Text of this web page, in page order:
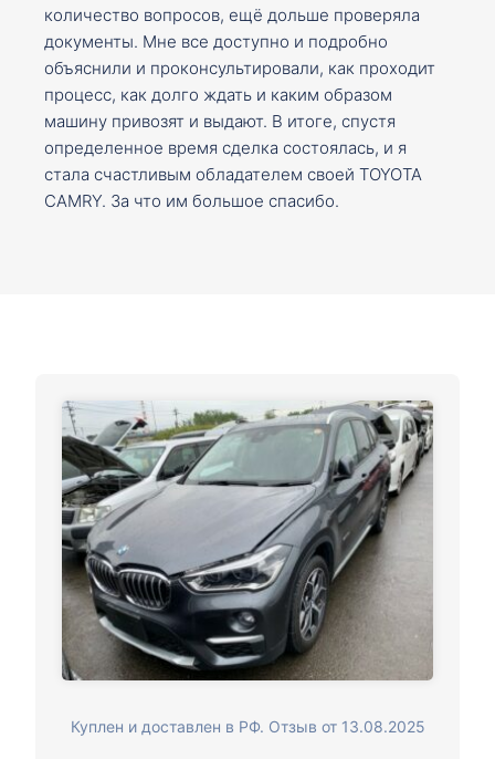
количество вопросов, ещё дольше проверяла
документы. Мне все доступно и подробно
объяснили и проконсультировали, как проходит
процесс, как долго ждать и каким образом
машину привозят и выдают. В итоге, спустя
определенное время сделка состоялась, и я
стала счастливым обладателем своей TOYOTA
CAMRY. За что им большое спасибо.
Куплен и доставлен в РФ. Отзыв от 13.08.2025